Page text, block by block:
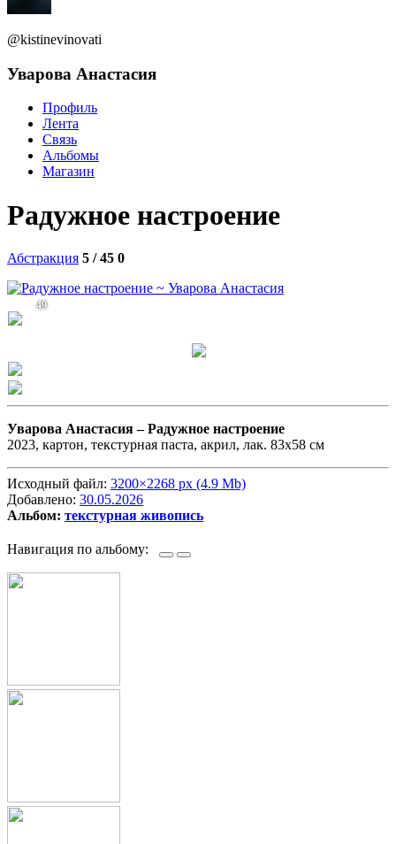
@kistinevinovati
Уварова Анастасия
Профиль
Лента
Связь
Альбомы
Магазин
Радужное настроение
Абстракция 5 / 45 0
49
Уварова Анастасия –Радужное настроение
2023, картон, текстурная паста, акрил, лак. 83х58 см
Исходный файл: 3200×2268 px (4.9 Mb)
Добавлено: 30.05.2026
Альбом: текстурная живопись
Навигация по альбому: